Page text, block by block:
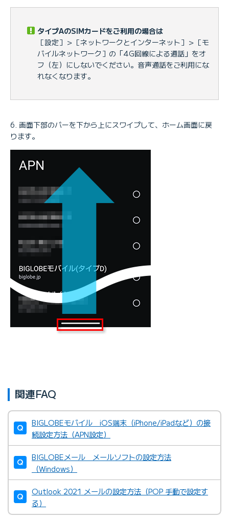
タイプAのSIMカードをご利用の場合は
［設定］＞［ネットワークとインターネット］＞［モ
バイルネットワーク］の「4G回線による通話」をオ
フ（左）にしないでください。音声通話をご利用にな
れなくなります。
画面下部のバーを下から上にスワイプして、ホーム画面に戻
ります。
関連FAQ
BIGLOBEモバイル iOS端末（iPhone/iPadなど）の接
続設定方法（APN設定）
BIGLOBEメール メールソフトの設定方法
（Windows）
Outlook 2021 メールの設定方法（POP 手動で設定す
る）